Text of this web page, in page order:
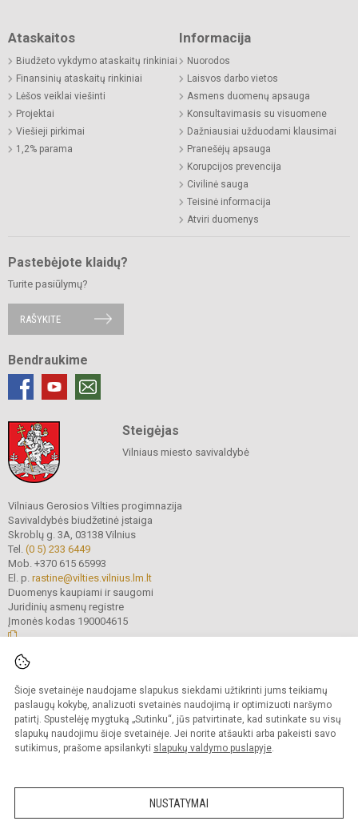
Šioje svetainėje naudojame slapukus siekdami užtikrinti jums teikiamų
paslaugų kokybę, analizuoti svetainės naudojimą ir optimizuoti naršymo
patirtį. Spustelėję mygtuką „Sutinku“, jūs patvirtinate, kad sutinkate su visų
slapukų naudojimu šioje svetainėje. Jei norite atšaukti arba pakeisti savo
sutikimus, prašome apsilankyti slapukų valdymo puslapyje.
NUSTATYMAI
Ataskaitos
Biudžeto vykdymo ataskaitų rinkiniai
Finansinių ataskaitų rinkiniai
Lėšos veiklai viešinti
Projektai
Viešieji pirkimai
1,2% parama
Informacija
Nuorodos
Laisvos darbo vietos
Asmens duomenų apsauga
Konsultavimasis su visuomene
Dažniausiai užduodami klausimai
Pranešėjų apsauga
Korupcijos prevencija
Civilinė sauga
Teisinė informacija
Atviri duomenys
Pastebėjote klaidų?
Turite pasiūlymų?
RAŠYKITE
Bendraukime
Steigėjas
Vilniaus miesto savivaldybė
Vilniaus Gerosios Vilties progimnazija
Savivaldybės biudžetinė įstaiga
Skroblų g. 3A, 03138 Vilnius
Tel. (0 5) 233 6449
Mob. +370 615 65993
El. p. rastine@vilties.vilnius.lm.lt
Duomenys kaupiami ir saugomi
Juridinių asmenų registre
Įmonės kodas 190004615
Kopijuoti turinį be raštiško progimnazijos administracijos sutikimo griežtai
draudžiama.
Prieinamumo paraiška Slapukų valdymas
Sumanus būdas atnaujinti